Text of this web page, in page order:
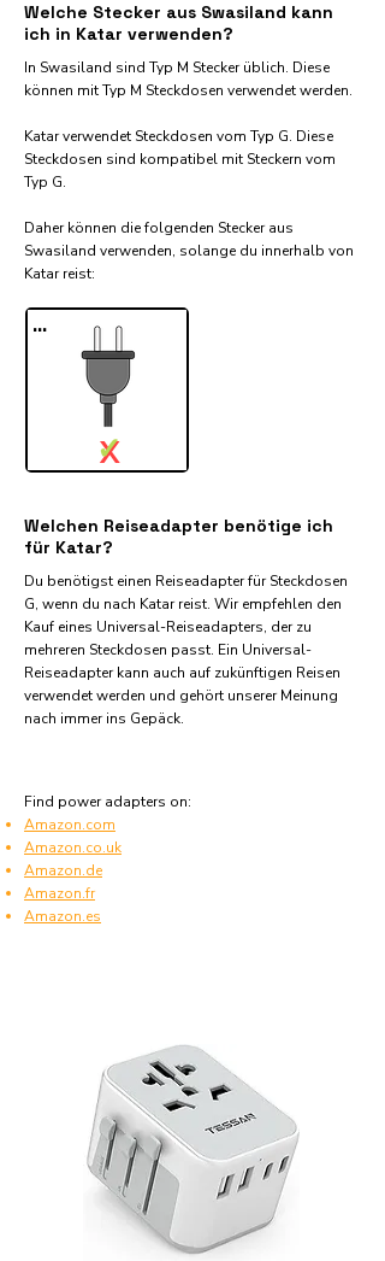
Welche Stecker aus Swasiland kann
ich in Katar verwenden?
In Swasiland sind Typ M Stecker üblich. Diese
können mit Typ M Steckdosen verwendet werden.
Katar verwendet Steckdosen vom Typ G. Diese
Steckdosen sind kompatibel mit Steckern vom
Typ G.
Daher können die folgenden Stecker aus
Swasiland verwenden, solange du innerhalb von
Katar reist:​
...
X
✓
Welchen Reiseadapter benötige ich
für Katar?
Du benötigst einen Reiseadapter für Steckdosen
G, wenn du nach Katar reist. Wir empfehlen den
Kauf eines Universal-Reiseadapters, der zu
mehreren Steckdosen passt. Ein Universal-
Reiseadapter kann auch auf zukünftigen Reisen
verwendet werden und gehört unserer Meinung
nach immer ins Gepäck.
Find power adapters on:
Amazon.com
Amazon.co.uk
Amazon.de
Amazon.fr
Amazon.es